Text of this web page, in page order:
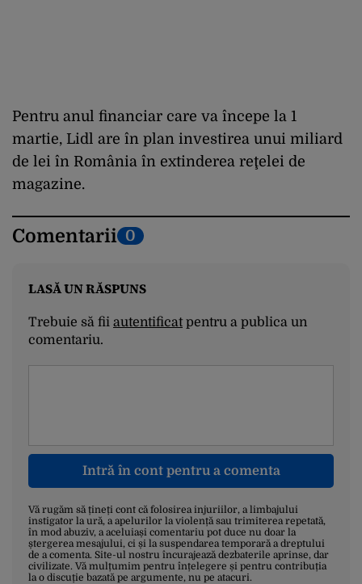
Pentru anul financiar care va începe la 1
martie, Lidl are în plan investirea unui miliard
de lei în România în extinderea reţelei de
magazine.
Comentarii 0
LASĂ UN RĂSPUNS
Trebuie să fii autentificatpentru a publica un
comentariu.
Intră în cont pentru a comenta
Vă rugăm să țineți cont că folosirea injuriilor, a limbajului
instigator la ură, a apelurilor la violență sau trimiterea repetată,
în mod abuziv, a aceluiași comentariu pot duce nu doar la
ștergerea mesajului, ci și la suspendarea temporară a dreptului
de a comenta. Site-ul nostru încurajează dezbaterile aprinse, dar
civilizate. Vă mulțumim pentru înțelegere și pentru contribuția
la o discuție bazată pe argumente, nu pe atacuri.